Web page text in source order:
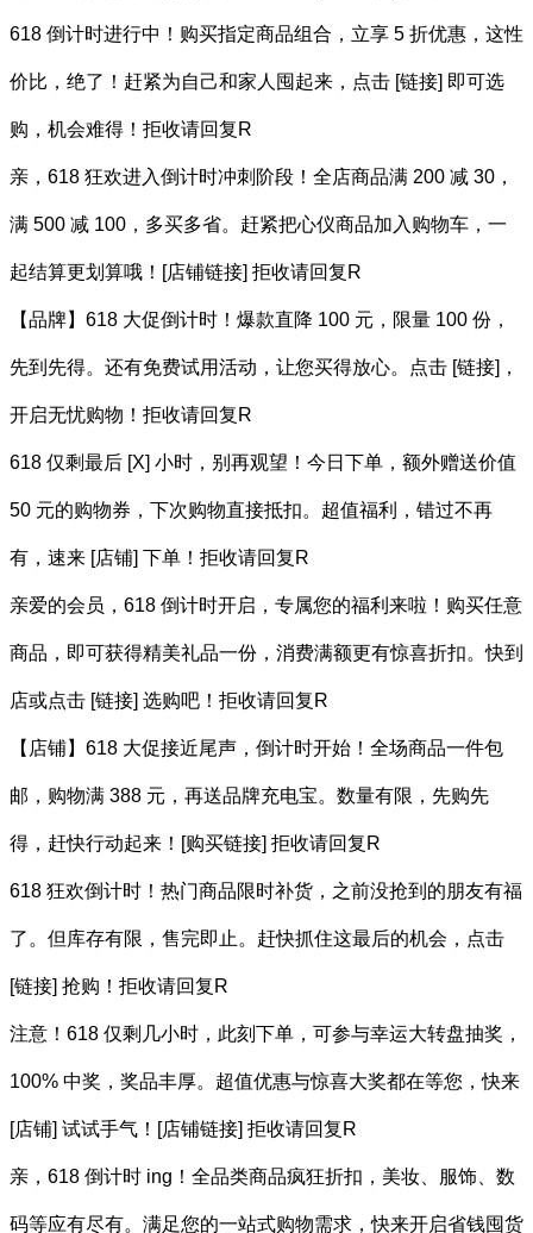
618 倒计时进行中！购买指定商品组合，立享 5 折优惠，这性
价比，绝了！赶紧为自己和家人囤起来，点击 [链接] 即可选
购，机会难得！拒收请回复R
亲，618 狂欢进入倒计时冲刺阶段！全店商品满 200 减 30，
满 500 减 100，多买多省。赶紧把心仪商品加入购物车，一
起结算更划算哦！[店铺链接] 拒收请回复R
【品牌】618 大促倒计时！爆款直降 100 元，限量 100 份，
先到先得。还有免费试用活动，让您买得放心。点击 [链接]，
开启无忧购物！拒收请回复R
618 仅剩最后 [X] 小时，别再观望！今日下单，额外赠送价值
50 元的购物券，下次购物直接抵扣。超值福利，错过不再
有，速来 [店铺] 下单！拒收请回复R
亲爱的会员，618 倒计时开启，专属您的福利来啦！购买任意
商品，即可获得精美礼品一份，消费满额更有惊喜折扣。快到
店或点击 [链接] 选购吧！拒收请回复R
【店铺】618 大促接近尾声，倒计时开始！全场商品一件包
邮，购物满 388 元，再送品牌充电宝。数量有限，先购先
得，赶快行动起来！[购买链接] 拒收请回复R
618 狂欢倒计时！热门商品限时补货，之前没抢到的朋友有福
了。但库存有限，售完即止。赶快抓住这最后的机会，点击
[链接] 抢购！拒收请回复R
注意！618 仅剩几小时，此刻下单，可参与幸运大转盘抽奖，
100% 中奖，奖品丰厚。超值优惠与惊喜大奖都在等您，快来
[店铺] 试试手气！[店铺链接] 拒收请回复R
亲，618 倒计时 ing！全品类商品疯狂折扣，美妆、服饰、数
码等应有尽有。满足您的一站式购物需求，快来开启省钱囤货